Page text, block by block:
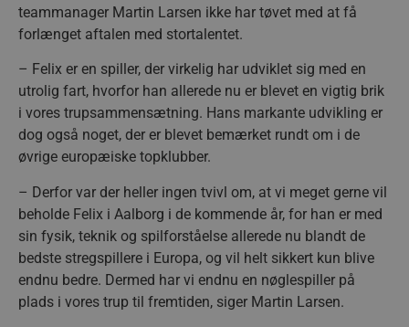
teammanager Martin Larsen ikke har tøvet med at få
forlænget aftalen med stortalentet.
– Felix er en spiller, der virkelig har udviklet sig med en
utrolig fart, hvorfor han allerede nu er blevet en vigtig brik
i vores trupsammensætning. Hans markante udvikling er
dog også noget, der er blevet bemærket rundt om i de
øvrige europæiske topklubber.
– Derfor var der heller ingen tvivl om, at vi meget gerne vil
beholde Felix i Aalborg i de kommende år, for han er med
sin fysik, teknik og spilforståelse allerede nu blandt de
bedste stregspillere i Europa, og vil helt sikkert kun blive
endnu bedre. Dermed har vi endnu en nøglespiller på
plads i vores trup til fremtiden, siger Martin Larsen.